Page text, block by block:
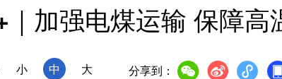
｜加强电煤运输 保障高
小 中 大 分享到：